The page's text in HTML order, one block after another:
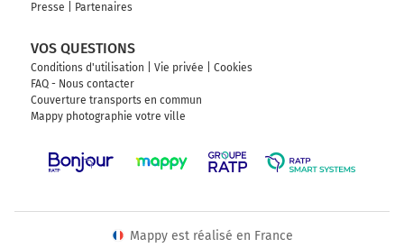
Presse
Partenaires
VOS QUESTIONS
Conditions d'utilisation Vie privée
Cookies
FAQ - Nous contacter
Couverture transports en commun
Mappy photographie votre ville
Mappy est réalisé en France